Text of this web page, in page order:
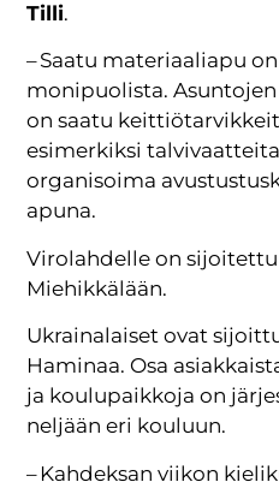
Tilli.
– Saatu materiaaliapu
monipuolista.
on saatu
esimerkiksi
organisoima
apuna.
Virolahdelle on sijoitettu
Miehikkälään.
Ukrainalaiset ovat
Haminaa. Osa
ja koulupaikkoja on
neljään eri kouluun.
– Kahdeksan viikon